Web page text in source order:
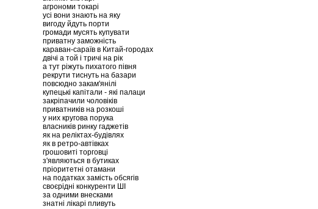
агрономи токарі
усі вони знають на яку
вигоду йдуть порти
громади мусять купувати
приватну заможність
караван-сараїв в Китай-городах
двічі а той і тричі на рік
а тут ріжуть пихатого півня
рекрути тиснуть на базари
повсюдно закам'янілі
купецькі капітали - які палаци
закріпачили чоловіків
приватників на розкоші
у них кругова порука
власників ринку гаджетів
як на реліктах-будівлях
як в ретро-автівках
грошовиті торговці
з'являються в бутиках
пріоритетні отамани
на податках замість обсягів
своєрідні конкуренти ШІ
за одними внесками
знатні лікарі пливуть